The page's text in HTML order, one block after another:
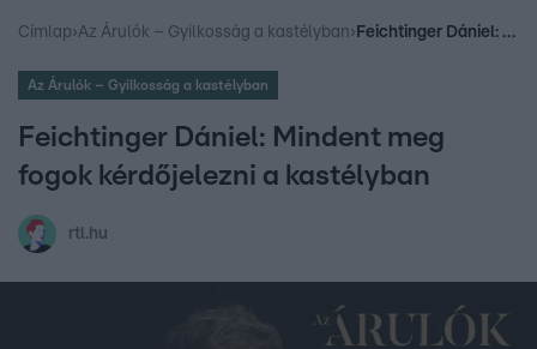
Címlap›Az Árulók – Gyilkosság a kastélyban› Feichtinger Dániel: Mindent meg fogok kérdőjelezni a kastélyban
Az Árulók – Gyilkosság a kastélyban
Feichtinger Dániel: Mindent meg
fogok kérdőjelezni a kastélyban
rtl.hu